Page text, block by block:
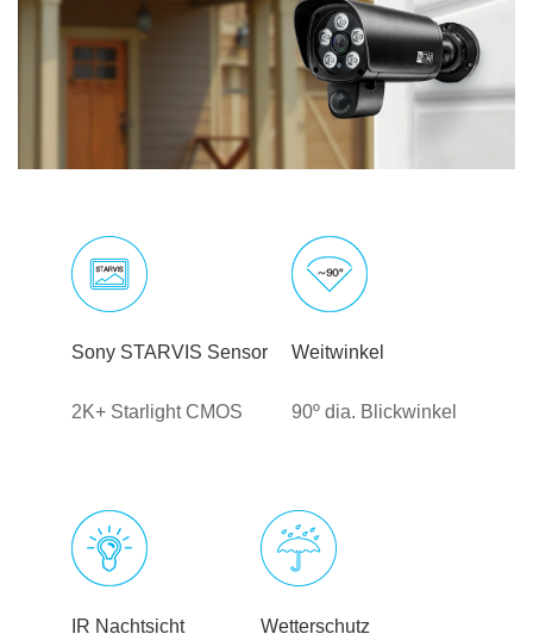
Sony STARVIS Sensor
2K+ Starlight CMOS
Weitwinkel
90º dia. Blickwinkel
IR Nachtsicht Wetterschutz